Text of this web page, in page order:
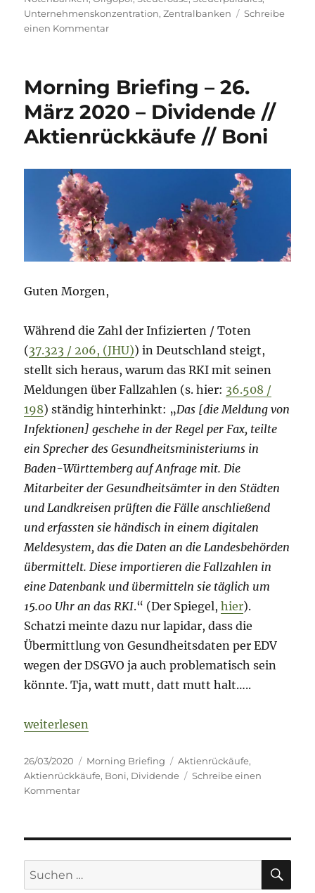
Unternehmenskonzentration,Zentralbanken
Schreibe
einen Kommentarzu
12.
2020
–
Notenbanken
//
Fintyre
Morning Briefing – 26.
März 2020 – Dividende //
Aktienrückkäufe // Boni
Guten Morgen,
Während die Zahl der Infizierten / Toten
(37.323 / 206, (JHU)) in Deutschland steigt,
stellt sich heraus, warum das RKI mit seinen
Meldungen über Fallzahlen (s. hier: 36.508 /
198) ständig hinterhinkt: „Das [die Meldung von
Infektionen] geschehe in der Regel per Fax, teilte
ein Sprecher des Gesundheitsministeriums in
Baden-Württemberg auf Anfrage mit. Die
Mitarbeiter der Gesundheitsämter in den Städten
und Landkreisen prüften die Fälle anschließend
und erfassten sie händisch in einem digitalen
Meldesystem, das die Daten an die Landesbehörden
übermittelt. Diese importieren die Fallzahlen in
eine Datenbank und übermitteln sie täglich um
15.00 Uhr an das RKI.“ (Der Spiegel,hier).
Schatzi meinte dazu nur lapidar, dass die
Übermittlung von Gesundheitsdaten per EDV
wegen der DSGVO ja auch problematisch sein
könnte. Tja, watt mutt, datt mutt halt…..
„Morning Briefing – 26. März 2020 – Dividende //
weiterlesen
Veröffentlicht
am
26/03/2020 Kategorien
Morning Briefing Schlagwörter
Aktienrückäufe,
Aktienrückkäufe, Boni, Dividende
Schreibe einen
Kommentarzu
März
2020
Suche
nach: